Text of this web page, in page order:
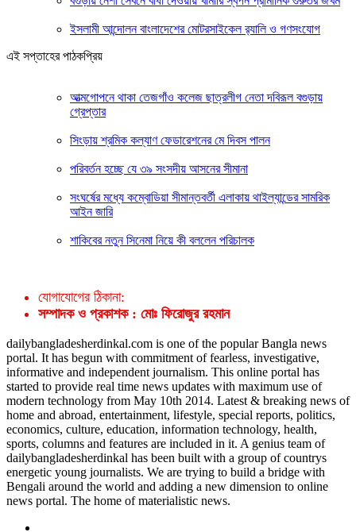
ইসলামী আন্দোলন বাংলাদেশের মোটরসাইকেল র‍্যালি ও গণসংযোগ
এই সপ্তাহের পাঠকপ্রিয়
আত্মগোপনে থাকা তেজগাঁও কলেজ ছাত্রলীগ নেতা দবিরূল বগুড়ায়
গ্রেপ্তার
সিংড়ায় শ্রমিক কল্যাণ ফেডারেশনের মে দিবস পালন
পরিবর্তন হচ্ছে যে ৩৯ সংসদীয় আসনের সীমানা
সংঘর্ষের মধ্যে কম্বোডিয়া সীমান্তবর্তী এলাকায় থাইল্যান্ডের সামরিক
আইন জারি
শাকিবের নতুন সিনেমা নিয়ে কী বললেন পরিচালক
যোগাযোগের ঠিকানা:
সম্পাদক ও প্রকাশক : মোঃ ফিরোজুর রহমান
dailybangladesherdinkal.com is one of the popular Bangla news
portal. It has begun with commitment of fearless, investigative,
informative and independent journalism. This online portal has
started to provide real time news updates with maximum use of
modern technology from May 10th 2014. Latest & breaking news of
home and abroad, entertainment, lifestyle, special reports, politics,
economics, culture, education, information technology, health,
sports, columns and features are included in it. A genius team of
dailybangladesherdinkal has been built with a group of countrys
energetic young journalists. We are trying to build a bridge with
Bengali around the world and adding a new dimension to online
news portal. The home of materialistic news.